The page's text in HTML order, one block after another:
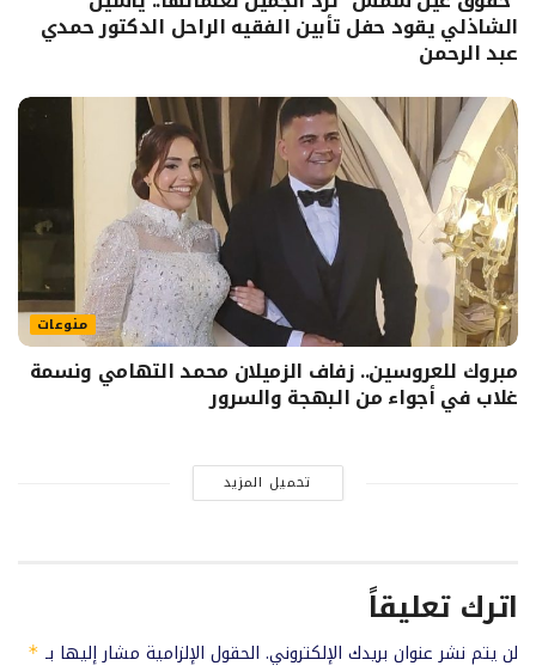
الشاذلي يقود حفل تأبين الفقيه الراحل الدكتور حمدي
عبد الرحمن
منوعات
مبروك للعروسين.. زفاف الزميلان محمد التهامي ونسمة
غلاب في أجواء من البهجة والسرور
تحميل المزيد
اترك تعليقاً
لن يتم نشر عنوان بريدك الإلكتروني. الحقول الإلزامية مشار إليها بـ *